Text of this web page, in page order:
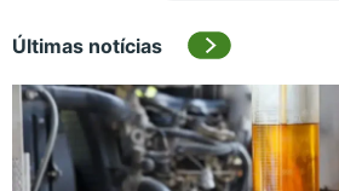
Últimas notícias